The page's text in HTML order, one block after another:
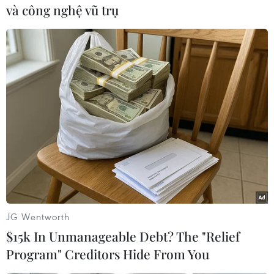
Tỷ lệ lạm phát dự báo tiếp tục giảm trong
những tháng tới, mặc dù vẫn ở mức cao. Phạm
vi lạm phát dự báo là 5,4% đến 6,6% trong năm
2023 và 2,1% đến 3,5% cho năm 2024.
Ngoài những tín hiệu tích cực, Bộ Kinh tế vẫn
cảnh báo những rủi ro có thể xảy ra với triển
vọng kinh tế, chẳng hạn như tiêu dùng cá nhân
yếu, các vấn đề gần đây về thể chế tài chính và
bất ổn địa chính trị do xung đột Nga-Ukraine./.
(TTXVN/Vietnam+)
và công nghệ vũ trụ
JG Wentworth
$15k In Unmanageable Debt? The "Relief
Program" Creditors Hide From You